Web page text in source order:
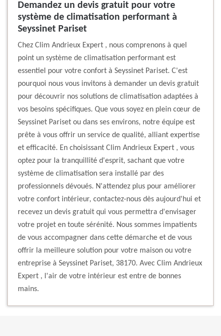
Demandez un devis gratuit pour votre
système de climatisation performant à
Seyssinet Pariset
Chez Clim Andrieux Expert , nous comprenons à quel
point un système de climatisation performant est
essentiel pour votre confort à Seyssinet Pariset. C'est
pourquoi nous vous invitons à demander un devis gratuit
pour découvrir nos solutions de climatisation adaptées à
vos besoins spécifiques. Que vous soyez en plein cœur de
Seyssinet Pariset ou dans ses environs, notre équipe est
prête à vous offrir un service de qualité, alliant expertise
et efficacité. En choisissant Clim Andrieux Expert , vous
optez pour la tranquillité d'esprit, sachant que votre
système de climatisation sera installé par des
professionnels dévoués. N'attendez plus pour améliorer
votre confort intérieur, contactez-nous dès aujourd'hui et
recevez un devis gratuit qui vous permettra d'envisager
votre projet en toute sérénité. Nous sommes impatients
de vous accompagner dans cette démarche et de vous
offrir la meilleure solution pour votre maison ou votre
entreprise à Seyssinet Pariset, 38170. Avec Clim Andrieux
Expert , l'air de votre intérieur est entre de bonnes
mains.